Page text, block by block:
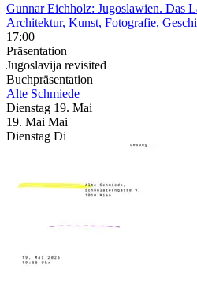
Gunnar Eichholz: Jugoslawien. Das
Architektur, Kunst, Fotografie,
17:00
Präsentation
Jugoslavija revisited
Buchpräsentation
Alte Schmiede
Dienstag 19. Mai
19. Mai Mai
Dienstag Di